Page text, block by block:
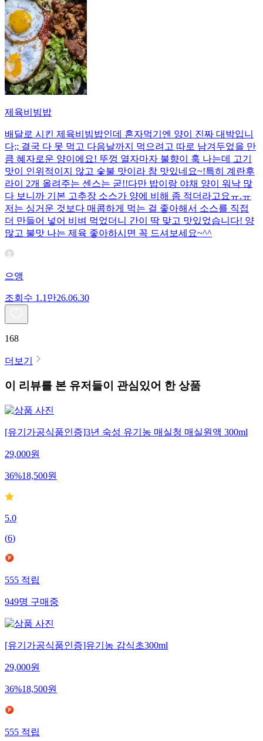
제육비빔밥
배달로 시킨 제육비빔밥인데 혼자먹기엔 양이 진짜 대박입니
다;; 결국 다 못 먹고 다음날까지 먹으려고 따로 남겨두었을 만
큼 혜자로운 양이에요! 뚜껑 열자마자 불향이 훅 나는데 고기
맛이 인위적이지 않고 숯불 맛이라 참 맛있네요~!특히 계란후
라이 2개 올려주는 센스는 굳!! ​다만 밥이랑 야채 양이 워낙 많
다 보니까 기본 고추장 소스가 양에 비해 좀 적더라고요ㅠ.ㅠ
저는 싱거운 것보다 매콤하게 먹는 걸 좋아해서 소스를 직접
더 만들어 넣어 비벼 먹었더니 간이 딱 맞고 맛있었습니다! 양
많고 불맛 나는 제육 좋아하시면 꼭 드셔보세요~^^
으앵
조회수 1.1만26.06.30
168
더보기
이 리뷰를 본 유저들이 관심있어 한 상품
[유기가공식품인증]3년 숙성 유기농 매실청 매실원액 300ml
29,000원
36%18,500원
5.0
(6)
555 적립
949명 구매중
[유기가공식품인증]유기농 감식초300ml
29,000원
36%18,500원
555 적립